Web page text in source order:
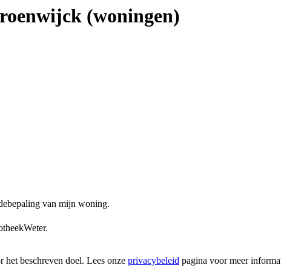
(woningen)
van mijn woning.
het beschreven doel. Lees onze privacybeleid pagina voor meer